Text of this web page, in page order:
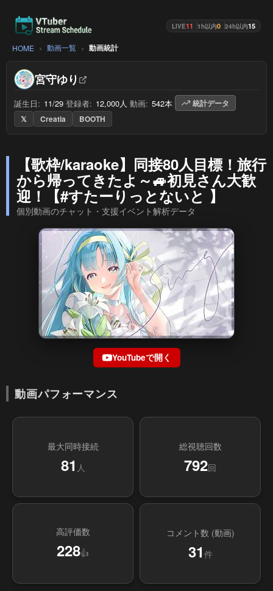
LIVE11 1h以内0 24h以内15
HOME 動画一覧 動画統計
宮守ゆり
誕生日: 11/29 登録者: 12,000人 動画: 542本
統計データ
𝕏
Creatia BOOTH
【歌枠/karaoke】同接80人目標！旅行
から帰ってきたよ～🚙初見さん大歓
迎！【#すたーりっとないと 】
個別動画のチャット・支援イベント解析データ
YouTubeで開く
動画パフォーマンス
最大同時接続
81 人
総視聴回数
792回
高評価数
228👍
コメント数 (動画)
31 件